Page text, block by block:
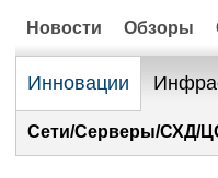
Новости Обзоры
Инновации
Сети/Серверы/СХД/